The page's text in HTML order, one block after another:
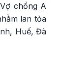
chồng A
lan tỏa
Huế, Đà